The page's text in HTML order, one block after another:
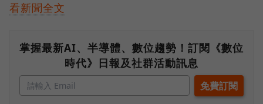
看新聞全文
掌握最新AI、半導體、數位趨勢！訂閱《數位
時代》日報及社群活動訊息